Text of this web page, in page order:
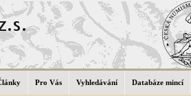
Pro Vás Vyhledávání Databáze mincí